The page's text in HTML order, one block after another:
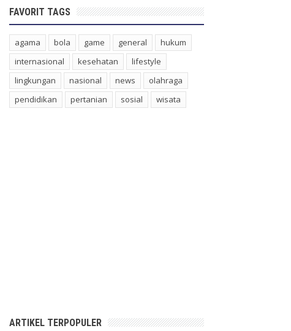
FAVORIT TAGS
agama bola game general
hukum
internasional
kesehatan
lifestyle
lingkungan
nasional news
olahraga
pendidikan
pertanian sosial wisata
ARTIKEL TERPOPULER